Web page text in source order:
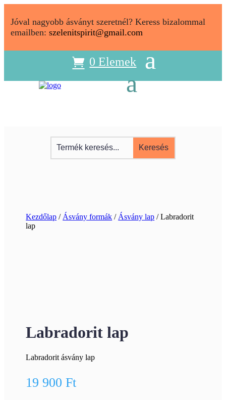
Jóval nagyobb ásványt szeretnél? Keress bizalommal
emailben: szelenitspirit@gmail.com
0 Elemek
Kezdőlap / Ásvány formák / Ásvány lap / Labradorit
lap
Labradorit lap
Labradorit ásvány lap
19 900Ft